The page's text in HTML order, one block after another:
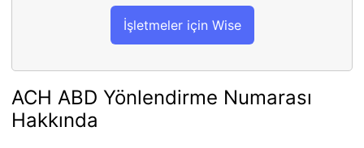
İşletmeler için Wise
ACH ABD Yönlendirme Numarası
Hakkında